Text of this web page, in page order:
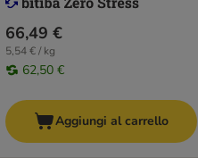
66,49 €
5,54 € / kg
62,50 €
Aggiungi al carrello